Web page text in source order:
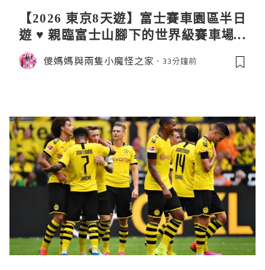
【2026 東京8天遊】富士賽車園區半日
遊 ♥ 親臨富士山腳下的世界級賽車場 F
uji SpeedWay。參觀富士賽車博物
館。到觀景餐廳邊觀賞賽車邊嘆午餐
儍媽媽與兩隻小魔怪之家 33分鐘前